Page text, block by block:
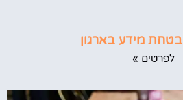
לפרטים »